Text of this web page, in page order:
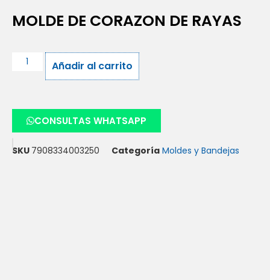
MOLDE DE CORAZON DE RAYAS
Añadir al carrito
CONSULTAS WHATSAPP
SKU 7908334003250 Categoría Moldes y Bandejas